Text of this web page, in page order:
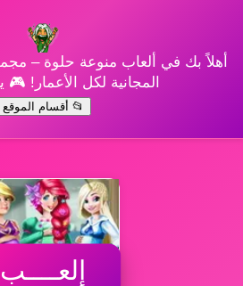
أهلاً بك في ألعاب منوعة حلوة –
المجانية لكل الأعمار!
📂 أقسام الموقع
إلعــــب